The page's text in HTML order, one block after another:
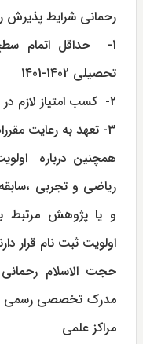
رحمانی شرايط پذيرش
تحصيلی 1402-1401
2- كسب امتياز لازم در مصاحبه علمي
3- تعهد به رعايت مقررات آموزشي و انضباطي
همچنین درباره
ریاضی و تجربی
و یا پژوهش مرتبط
اولویت ثبت نام قرار
حجت الاسلام
مدرك تخصصي رسمي
مراكز علمي